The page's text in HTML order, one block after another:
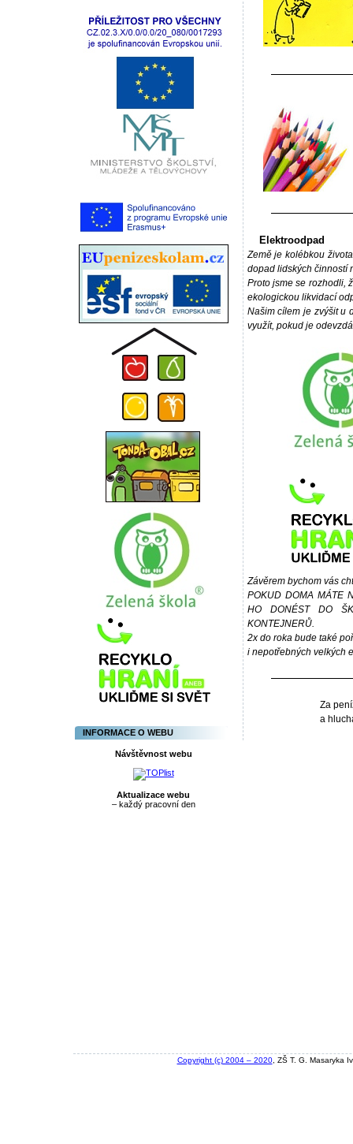
INFORMACE O WEBU
Návštěvnost webu
Aktualizace webu
– každý pracovní den
Elektroodpad
Země je kolébkou
dopad lidských činností
Proto jsme se rozhodli,
ekologickou likvidací
Našim cílem je zvýšit u
využít, pokud je
Závěrem bychom vás
POKUD DOMA MÁTE
HO DONÉST DO
KONTEJNERŮ.
2x do roka bude také
i nepotřebných velkých
Za
a
Copyright (c) 2004 – 2020, ZŠ T. G. Masaryka